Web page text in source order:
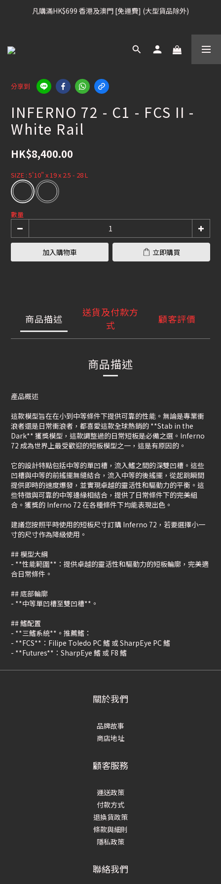
凡購滿HK$699 香港及澳門 [免運費] (大型貨品除外)
凡購滿HK$699 香港及澳門 [免運費] (大型貨品除外)
Etc , 75折
凡購滿HK$699 香港及澳門 [免運費] (大型貨品除外)
分享到
INFERNO 72 - C1 - FCS II -
White Rail
HK$8,400.00
SIZE : 5'10" x 19 x 2.5 - 28 L
數量
加入購物車 立即購買
商品描述
送貨及付款方
式
顧客評價
商品描述
產品概述
這款模型旨在在小到中等條件下提供可靠的性能。無論是專業衝
浪者還是日常衝浪者，都喜愛這款全球熱銷的 **Stab in the
Dark** 獲獎模型，這款調整過的日常短板是必備之選。Inferno
72 成為世界上最受歡迎的短板模型之一，這是有原因的。
它的設計特點包括中等的單凹槽，流入鰭之間的深雙凹槽。這些
凹槽與中等的前搖擺無縫結合，流入中等的後搖擺，從起跳瞬間
提供即時的速度爆發，並實現卓越的靈活性和驅動力的平衡。這
些特徵與可靠的中等邊緣相結合，提供了日常條件下的完美組
合。獲獎的 Inferno 72 在各種條件下均能表現出色。
建議您按照平時使用的短板尺寸訂購 Inferno 72，若要選擇小一
寸的尺寸作為降級使用。
## 模型大綱
- **性能範圍**：提供卓越的靈活性和驅動力的短板輪廓，完美適
合日常條件。
## 底部輪廓
- **中等單凹槽至雙凹槽**。
## 鰭配置
- **三鰭系統**。推薦鰭：
- **FCS**：Filipe Toledo PC 鰭 或 SharpEye PC 鰭
- **Futures**：SharpEye 鰭 或 F8 鰭
關於我們
品牌故事
商店地址
顧客服務
運送政策
付款方式
退換貨政策
條款與細則
隱私政策
聯絡我們